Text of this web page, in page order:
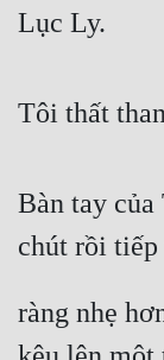
Lục Ly.
Tôi thất
Bàn tay
chút rồi tiếp
ràng nhẹ